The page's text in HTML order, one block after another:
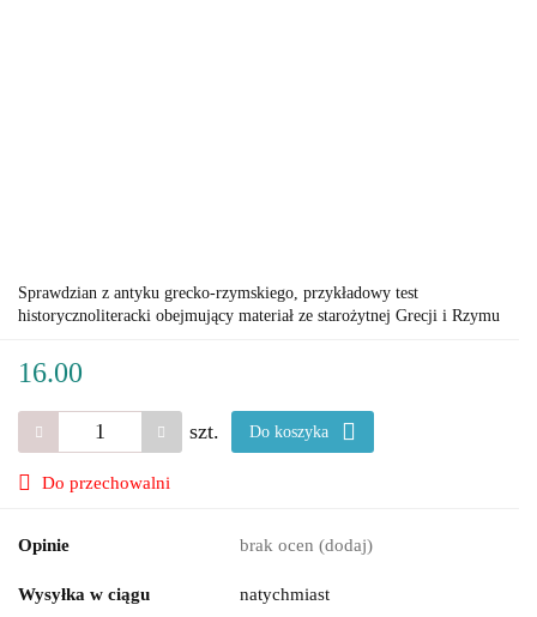
Sprawdzian z antyku grecko-rzymskiego, przykładowy test
historycznoliteracki obejmujący materiał ze starożytnej Grecji i Rzymu
16.00
szt. Do koszyka
Do przechowalni
Opinie brak ocen (dodaj)
Wysyłka w ciągu natychmiast